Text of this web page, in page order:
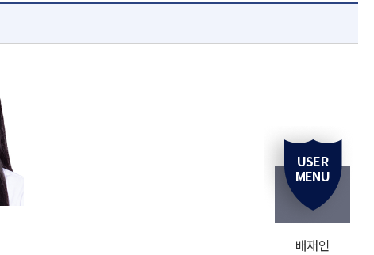
USER
MENU
배재인